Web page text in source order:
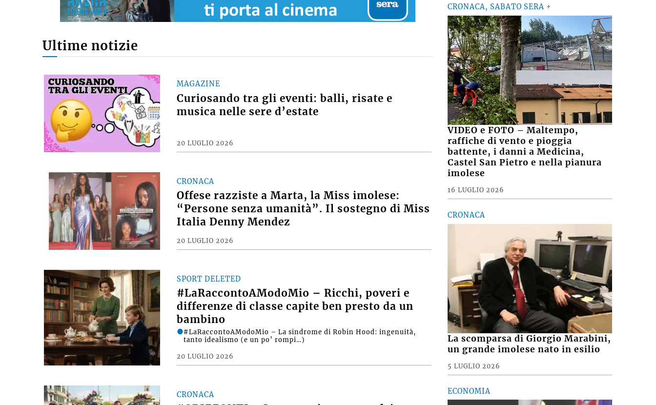
Ultime notizie
MAGAZINE
Curiosando tra gli eventi: balli, risate e
musica nelle sere d’estate
20 LUGLIO 2026
CRONACA
Offese razziste a Marta, la Miss imolese:
“Persone senza umanità”. Il sostegno di Miss
Italia Denny Mendez
20 LUGLIO 2026
SPORT DELETED
#LaRaccontoAModoMio – Ricchi, poveri e
differenze di classe capite ben presto da un
bambino
20 LUGLIO 2026
#LaRaccontoAModoMio – La sindrome di Robin Hood: ingenuità,
tanto idealismo (e un po’ rompi…)
CRONACA
CRONACA, SABATO SERA +
VIDEO e FOTO – Maltempo,
raffiche di vento e pioggia
battente, i danni a Medicina,
Castel San Pietro e nella pianura
imolese
16 LUGLIO 2026
CRONACA
La scomparsa di Giorgio Marabini,
un grande imolese nato in esilio
5 LUGLIO 2026
ECONOMIA